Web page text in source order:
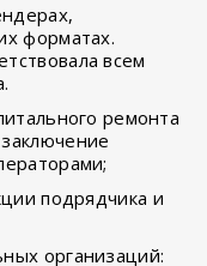
форматах.
всем
ремонта
подрядчика и
организаций: